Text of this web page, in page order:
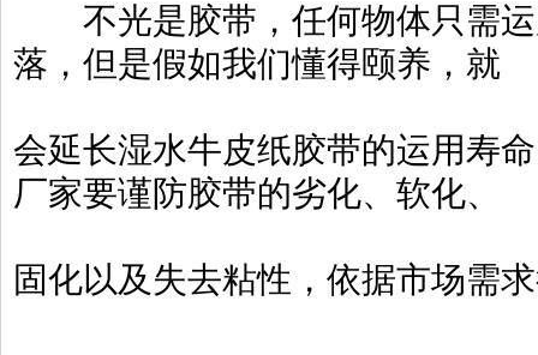
不光是胶带，任何物体只需运
落，但是假如我们懂得颐养，就
会延长湿水牛皮纸胶带的运用寿
厂家要谨防胶带的劣化、软化、
固化以及失去粘性，依据市场需